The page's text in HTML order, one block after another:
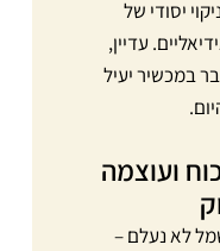
יסודי של
עדיין,
במכשיר יעיל
ועוצמה
לא נעלם –